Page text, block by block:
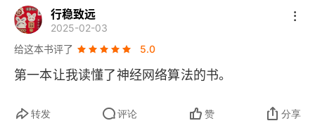
3.2 批量和动量
3.2.1 批量大小对梯度下降法的影响
3.3 自适应学习率
码器跟 CycleGAN
极其相似。这些见解可以说是非
常精辟。最后，把这本书推荐给想要入门深度学习
的人。
行稳致远
2025-02-03
给这本书评了
5.0
第一本让我读懂了神经网络算法的书。
转发 评论 赞 分享